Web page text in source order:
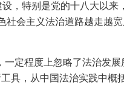
，特别是党的十八大以来
会主义法治道路越走越
定程度上忽略了法治发展
具，从中国法治实践中概